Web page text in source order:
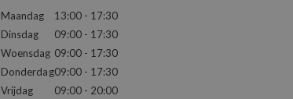
Maandag
Dinsdag
Woensdag
Donderdag
Vrijdag
13:00 - 17:30
09:00 - 17:30
09:00 - 17:30
09:00 - 17:30
09:00 - 20:00